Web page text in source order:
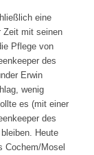
eine
Zeit mit seinen
Pflege von
des
Erwin
wenig
es (mit einer
des
Heute
Cochem/Mosel